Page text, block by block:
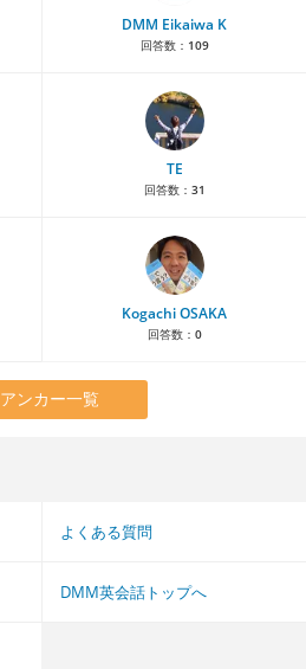
DMM Eikaiwa K
回答数： 109
TE
回答数： 31
Kogachi OSAKA
回答数： 0
アンカー一覧
よくある質問
DMM英会話トップへ